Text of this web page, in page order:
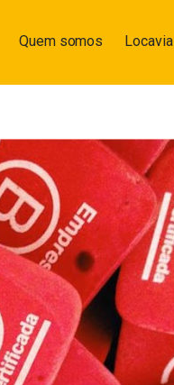
Quem somos Locavia